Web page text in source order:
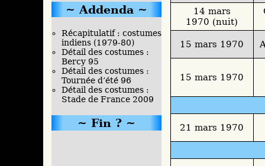
14 mars
1970 (nuit)
15 mars 1970
15 mars 1970
21 mars 1970
Addenda
Récapitulatif : costumes
indiens (1979-80)
Détail des costumes :
Bercy 95
Détail des costumes :
Tournée d’été 96
Détail des costumes :
Stade de France 2009
Fin ?